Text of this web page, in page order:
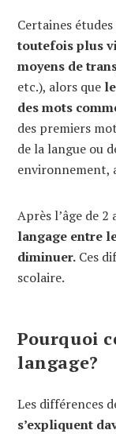
Certaines
toutefois plus
moyens de
etc.), alors que
des mots
des premiers
de la langue ou
environnement,
Après l’âge de 2
langage entre
diminuer. Ces
scolaire.
Pourquoi
langage?
Les différences
s’expliquent